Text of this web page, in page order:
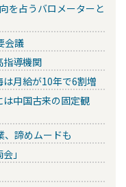
を占うバロメーターと
会議
指導機関
は月給が10年で6割増
は中国古来の固定観
、諦めムードも
」